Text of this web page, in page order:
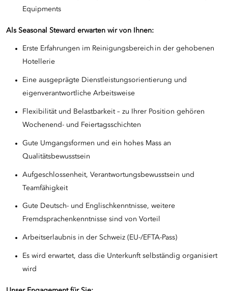
Equipments
Als Seasonal Steward erwarten wir von Ihnen:
Erste Erfahrungen im Reinigungsbereich in der gehobenen
Hotellerie
Eine ausgeprägte Dienstleistungsorientierung und
eigenverantwortliche Arbeitsweise
Flexibilität und Belastbarkeit – zu Ihrer Position gehören
Wochenend- und Feiertagsschichten
Gute Umgangsformen und ein hohes Mass an
Qualitätsbewusstsein
Aufgeschlossenheit, Verantwortungsbewusstsein und
Teamfähigkeit
Gute Deutsch- und Englischkenntnisse, weitere
Fremdsprachenkenntnisse sind von Vorteil
Arbeitserlaubnis in der Schweiz (EU-/EFTA-Pass)
Es wird erwartet, dass die Unterkunft selbständig organisiert
wird